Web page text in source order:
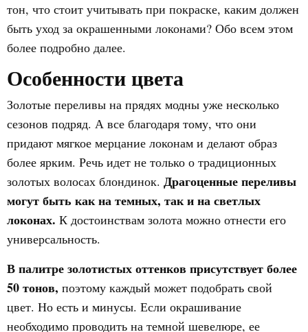
тон, что стоит учитывать при покраске, каким должен
быть уход за окрашенными локонами? Обо всем этом
более подробно далее.
Особенности цвета
Золотые переливы на прядях модны уже несколько
сезонов подряд. А все благодаря тому, что они
придают мягкое мерцание локонам и делают образ
более ярким. Речь идет не только о традиционных
золотых волосах блондинок. Драгоценные переливы
могут быть как на темных, так и на светлых
локонах. К достоинствам золота можно отнести его
универсальность.
В палитре золотистых оттенков присутствует более
50 тонов, поэтому каждый может подобрать свой
цвет. Но есть и минусы. Если окрашивание
необходимо проводить на темной шевелюре, ее